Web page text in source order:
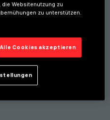
unseren
über neue
und
zu
Websitenutzung zu
zu unterstützen.
Alle Cookies akzeptieren